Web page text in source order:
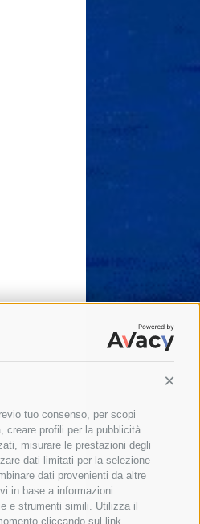
tuo consenso, per scopi
creare profili per la pubblicità
misurare le prestazioni degli
dati limitati per la selezione
dati provenienti da altre
in base a informazioni
e strumenti simili. Utilizza il
cliccando sul link